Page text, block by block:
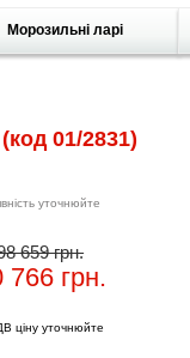
Морозильні ларі
(код 01/2831)
уточнюйте
659 грн.
766грн.
ціну уточнюйте